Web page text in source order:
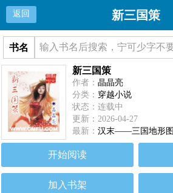
返回 新三国策
书名
新三国策
作者：晶晶亮
分类： 穿越小说
状态：连载中
更新：2026-04-27
最新：汉末——三国地形图
开始阅读
加入书架